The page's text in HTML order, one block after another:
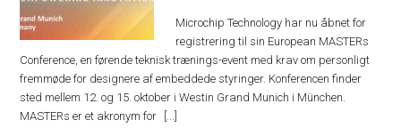
Microchip Technology har nu åbnet for
registrering til sin European MASTERs
Conference, en førende teknisk trænings-event med krav om personligt
fremmøde for designere af embeddede styringer. Konferencen finder
sted mellem 12. og 15. oktober i Westin Grand Munich i München.
MASTERs er et akronym for